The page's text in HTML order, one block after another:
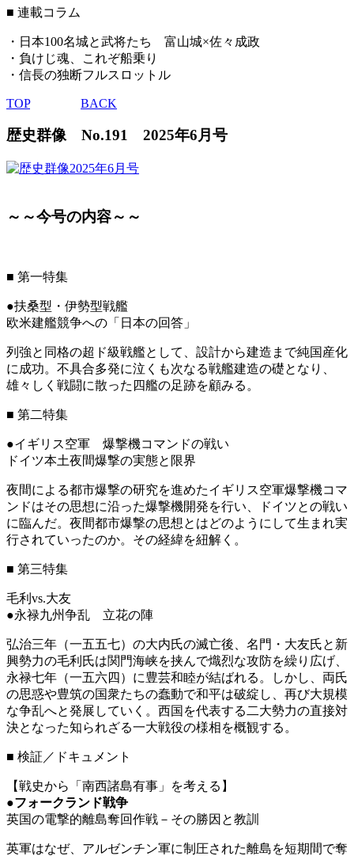
■ 連載コラム
・日本100名城と武将たち 富山城×佐々成政
・負けじ魂、これぞ船乗り
・信長の独断フルスロットル
TOP BACK
歴史群像 No.191 2025年6月号
～～今号の内容～～
■ 第一特集
●扶桑型・伊勢型戦艦
欧米建艦競争への「日本の回答」
列強と同格の超ド級戦艦として、設計から建造まで純国産化
に成功。不具合多発に泣くも次なる戦艦建造の礎となり、
雄々しく戦闘に散った四艦の足跡を顧みる。
■ 第二特集
●イギリス空軍 爆撃機コマンドの戦い
ドイツ本土夜間爆撃の実態と限界
夜間による都市爆撃の研究を進めたイギリス空軍爆撃機コマ
ンドはその思想に沿った爆撃機開発を行い、ドイツとの戦い
に臨んだ。夜間都市爆撃の思想とはどのようにして生まれ実
行されていったのか。その経緯を紐解く。
■ 第三特集
毛利vs.大友
●永禄九州争乱 立花の陣
弘治三年（一五五七）の大内氏の滅亡後、名門・大友氏と新
興勢力の毛利氏は関門海峡を挟んで熾烈な攻防を繰り広げ、
永禄七年（一五六四）に豊芸和睦が結ばれる。しかし、両氏
の思惑や豊筑の国衆たちの蠢動で和平は破綻し、再び大規模
な争乱へと発展していく。西国を代表する二大勢力の直接対
決となった知られざる一大戦役の様相を概観する。
■ 検証／ドキュメント
【戦史から「南西諸島有事」を考える】
●フォークランド戦争
英国の電撃的離島奪回作戦－その勝因と教訓
英軍はなぜ、アルゼンチン軍に制圧された離島を短期間で奪